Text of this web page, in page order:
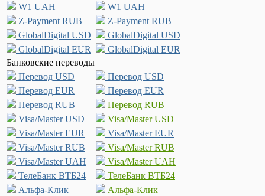
W1 UAH
W1 UAH
Z-Payment RUB
Z-Payment RUB
GlobalDigital USD
GlobalDigital USD
GlobalDigital EUR
GlobalDigital EUR
Банковские переводы
Перевод USD
Перевод USD
Перевод EUR
Перевод EUR
Перевод RUB
Перевод RUB
Visa/Master USD
Visa/Master USD
Visa/Master EUR
Visa/Master EUR
Visa/Master RUB
Visa/Master RUB
Visa/Master UAH
Visa/Master UAH
ТелеБанк ВТБ24
ТелеБанк ВТБ24
Альфа-Клик
Альфа-Клик